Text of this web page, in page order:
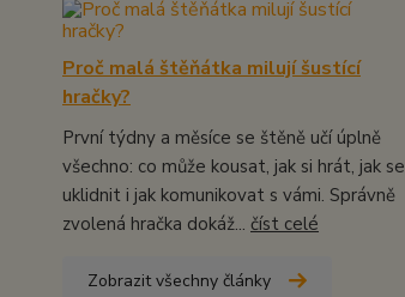
Proč malá štěňátka milují šustící
hračky?
První týdny a měsíce se štěně učí úplně
všechno: co může kousat, jak si hrát, jak se
uklidnit i jak komunikovat s vámi. Správně
zvolená hračka dokáž... číst celé
Zobrazit všechny články